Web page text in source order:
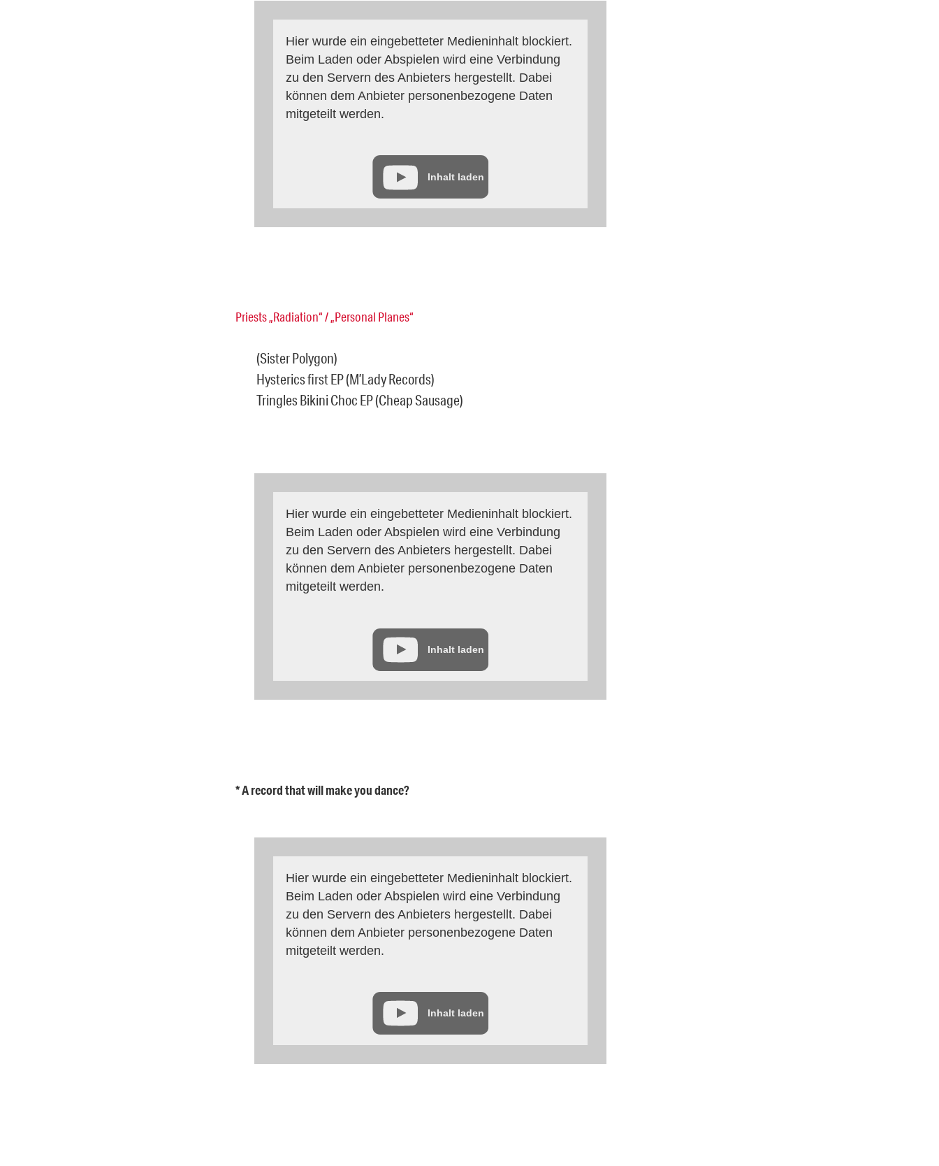
Hier wurde ein eingebetteter Medieninhalt blockiert.
Beim Laden oder Abspielen wird eine Verbindung
zu den Servern des Anbieters hergestellt. Dabei
können dem Anbieter personenbezogene Daten
mitgeteilt werden.
Inhalt laden
Priests „Radiation“ / „Personal Planes“
(Sister Polygon)
Hysterics first EP (M’Lady Records)
Tringles Bikini Choc EP (Cheap Sausage)
Hier wurde ein eingebetteter Medieninhalt blockiert.
Beim Laden oder Abspielen wird eine Verbindung
zu den Servern des Anbieters hergestellt. Dabei
können dem Anbieter personenbezogene Daten
mitgeteilt werden.
Inhalt laden
* A record that will make you dance?
Hier wurde ein eingebetteter Medieninhalt blockiert.
Beim Laden oder Abspielen wird eine Verbindung
zu den Servern des Anbieters hergestellt. Dabei
können dem Anbieter personenbezogene Daten
mitgeteilt werden.
Inhalt laden